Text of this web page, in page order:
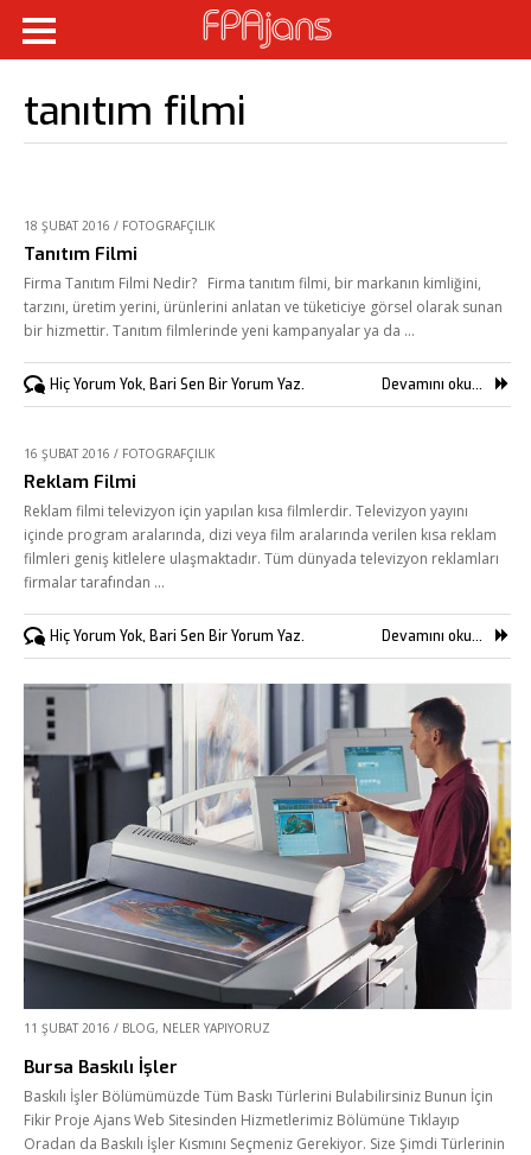
tanıtım filmi
18 ŞUBAT 2016 / FOTOGRAFÇILIK
Tanıtım Filmi
Firma Tanıtım Filmi Nedir? Firma tanıtım filmi, bir markanın kimliğini,
tarzını, üretim yerini, ürünlerini anlatan ve tüketiciye görsel olarak sunan
bir hizmettir. Tanıtım filmlerinde yeni kampanyalar ya da …
Hiç Yorum Yok, Bari Sen Bir Yorum Yaz. Devamını oku...
16 ŞUBAT 2016 / FOTOGRAFÇILIK
Reklam Filmi
Reklam filmi televizyon için yapılan kısa filmlerdir. Televizyon yayını
içinde program aralarında, dizi veya film aralarında verilen kısa reklam
filmleri geniş kitlelere ulaşmaktadır. Tüm dünyada televizyon reklamları
firmalar tarafından …
Hiç Yorum Yok, Bari Sen Bir Yorum Yaz. Devamını oku...
11 ŞUBAT 2016 / BLOG, NELER YAPIYORUZ
Bursa Baskılı İşler
Baskılı İşler Bölümümüzde Tüm Baskı Türlerini Bulabilirsiniz Bunun İçin
Fikir Proje Ajans Web Sitesinden Hizmetlerimiz Bölümüne Tıklayıp
Oradan da Baskılı İşler Kısmını Seçmeniz Gerekiyor. Size Şimdi Türlerinin